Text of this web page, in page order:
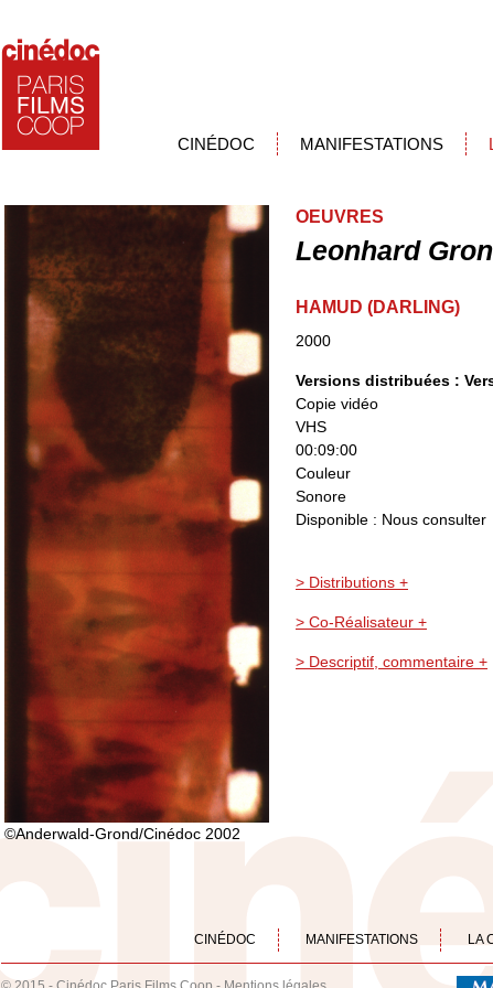
CINÉDOC MANIFESTATIONS
©Anderwald-Grond/Cinédoc 2002
OEUVRES
Leonhard
HAMUD (DARLING)
2000
Versions distribuées :
Copie vidéo
VHS
00:09:00
Couleur
Sonore
Disponible : Nous consulter
> Distributions +
> Co-Réalisateur +
> Descriptif, commentaire +
CINÉDOC MANIFESTATIONS LA